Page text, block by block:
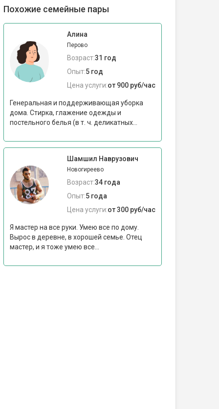
Похожие семейные пары
Алина
Перово
Возраст:31 год
Опыт:5 год
Цена услуги:от 900 руб/час
Генеральная и поддерживающая уборка
дома. Стирка, глажение одежды и
постельного белья (в т. ч. деликатных...
Шамшил Наврузович
Новогиреево
Возраст:34 года
Опыт:5 года
Цена услуги:от 300 руб/час
Я мастер на все руки. Умею все по дому.
Вырос в деревне, в хорошей семье. Отец
мастер, и я тоже умею все...